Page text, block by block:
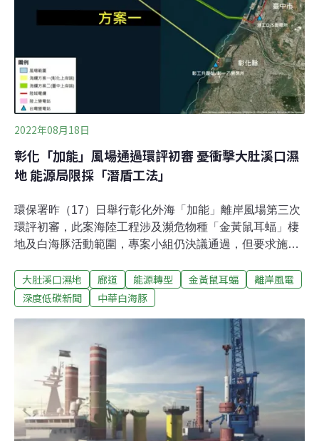
態。不同於2017年核定彰化南、北兩個共同廊道只訂出大
範圍，此次新增廊道還進一步劃分出各案場的海纜上岸路
2022年08月18日
彰化「加能」風場通過環評初審 憂衝擊大肚溪口濕
地 能源局限採「潛盾工法」
環保署昨（17）日舉行彰化外海「加能」離岸風場第三次
環評初審，此案海陸工程涉及瀕危物種「金黃鼠耳蝠」棲
地及白海豚活動範圍，專案小組仍決議通過，但要求施工
現鯨豚，則應將工作船船速降至3節以下。彰化縣府另提
出，希望海纜上岸點迴避「大肚溪口野生動物保護區」，
溪，以減輕衝擊。憂海纜上岸衝擊大肚溪口濕地 能源局：
將限制以「潛盾工法」施工位於彰化外海，由北陸能源規
劃的加能風場離岸最近約43公里、水深52~60公尺，開發
面積約76平方公里，預計設置30~43部、單機裝置容量
14~20MW的風機，最大裝置容量為602MW，採三腳套筒
式基礎，若地質條件允許，也會優先採用打樁噪音較小的
「管架式負壓沉箱基礎」。由於海纜工程預計在彰化北側
大肚溪口濕地 廊道 能源轉型 金黃鼠耳蝠
離岸風電
深度低碳新聞
中華白海豚